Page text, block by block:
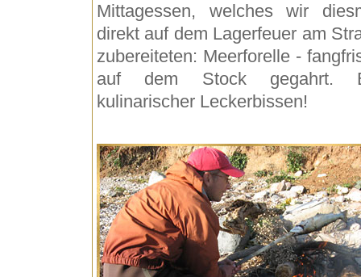
Mittagessen, welches wir
direkt auf dem Lagerfeuer am
zubereiteten: Meerforelle -
auf dem Stock gegahrt.
kulinarischer Leckerbissen!